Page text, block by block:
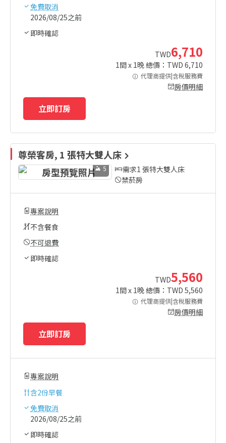
免費取消
2026/08/25之前
即時確認
TWD6,710
1間 x 1晚 總價：TWD 6,710
代理商提供|含稅服務費
房價明細
立即訂房
尊榮客房, 1 張特大雙人床
5
需求1 張特大雙人床
禁菸房
專案說明
不含餐食
不可退費
即時確認
TWD5,560
1間 x 1晚 總價：TWD 5,560
代理商提供|含稅服務費
房價明細
立即訂房
專案說明
含2份早餐
免費取消
2026/08/25之前
即時確認